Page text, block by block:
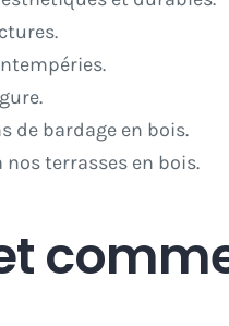
de bardage en bois.
terrasses en bois.